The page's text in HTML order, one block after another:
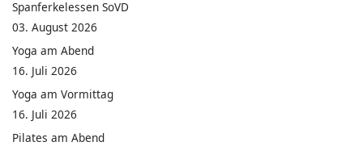
Spanferkelessen SoVD
03. August 2026
Yoga am Abend
16. Juli 2026
Yoga am Vormittag
16. Juli 2026
Pilates am Abend